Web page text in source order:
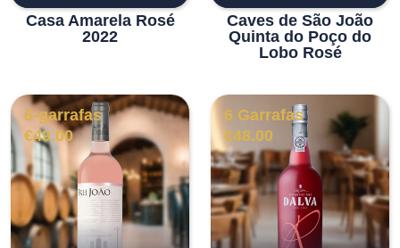
Casa Amarela Rosé
2022
Caves de São João
Quinta do Poço do
Lobo Rosé
6-garrafas
€49.00
6 Garrafas
€48.00